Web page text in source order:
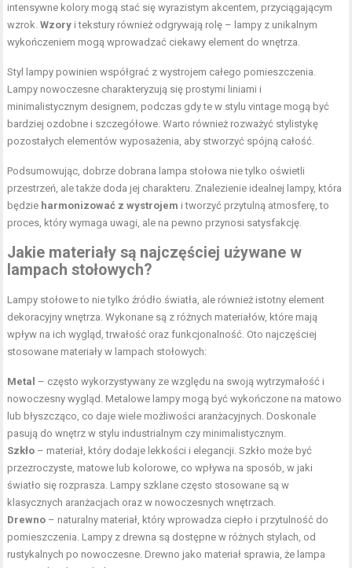
intensywne kolory mogą stać się wyrazistym akcentem, przyciągającym
wzrok.Wzory i tekstury również odgrywają rolę – lampy z unikalnym
wykończeniem mogą wprowadzać ciekawy element do wnętrza.
Styl lampy powinien współgrać z wystrojem całego pomieszczenia.
Lampy nowoczesne charakteryzują się prostymi liniami i
minimalistycznym designem, podczas gdy te w stylu vintage mogą być
bardziej ozdobne i szczegółowe. Warto również rozważyć stylistykę
pozostałych elementów wyposażenia, aby stworzyć spójną całość.
Podsumowując, dobrze dobrana lampa stołowa nie tylko oświetli
przestrzeń, ale także doda jej charakteru. Znalezienie idealnej lampy, która
będzie harmonizować z wystrojem i tworzyć przytulną atmosferę, to
proces, który wymaga uwagi, ale na pewno przynosi satysfakcję.
Jakie materiały są najczęściej używane w
lampach stołowych?
Lampy stołowe to nie tylko źródło światła, ale również istotny element
dekoracyjny wnętrza. Wykonane są z różnych materiałów, które mają
wpływ na ich wygląd, trwałość oraz funkcjonalność. Oto najczęściej
stosowane materiały w lampach stołowych:
Metal – często wykorzystywany ze względu na swoją wytrzymałość i
nowoczesny wygląd. Metalowe lampy mogą być wykończone na matowo
lub błyszcząco, co daje wiele możliwości aranżacyjnych. Doskonale
pasują do wnętrz w stylu industrialnym czy minimalistycznym.
Szkło – materiał, który dodaje lekkości i elegancji. Szkło może być
przezroczyste, matowe lub kolorowe, co wpływa na sposób, w jaki
światło się rozprasza. Lampy szklane często stosowane są w
klasycznych aranżacjach oraz w nowoczesnych wnętrzach.
Drewno – naturalny materiał, który wprowadza ciepło i przytulność do
pomieszczenia. Lampy z drewna są dostępne w różnych stylach, od
rustykalnych po nowoczesne. Drewno jako materiał sprawia, że lampa